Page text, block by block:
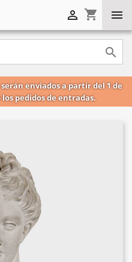

shopping_cart


enviados a partir del 1 de
pedidos de entradas.